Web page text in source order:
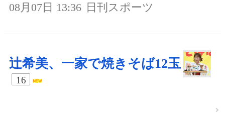
08月07日 13:36 日刊スポーツ
辻希美、一家で焼きそば12玉
16